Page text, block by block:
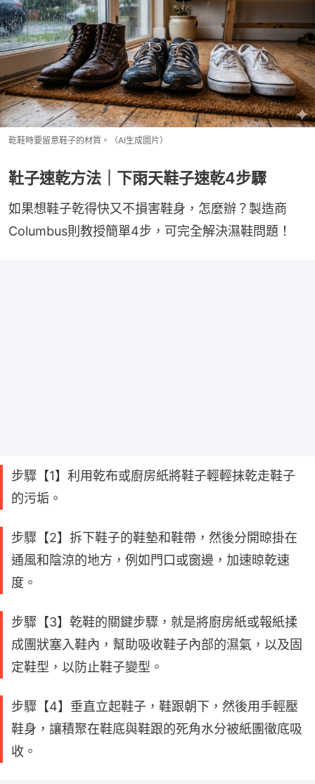
乾鞋時要留意鞋子的材質。（AI生成圖片）
靯子速乾方法｜下雨天鞋子速乾4步驟
如果想鞋子乾得快又不損害鞋身，怎麼辦？製造商
Columbus則教授簡單4步，可完全解決濕鞋問題！
步驟【1】利用乾布或廚房紙將鞋子輕輕抹乾走鞋子
的污垢。
步驟【2】拆下鞋子的鞋墊和鞋帶，然後分開晾掛在
通風和陰涼的地方，例如門口或窗邊，加速晾乾速
度。
步驟【3】乾鞋的關鍵步驟，就是將廚房紙或報紙揉
成團狀塞入鞋內，幫助吸收鞋子內部的濕氣，以及固
定鞋型，以防止鞋子變型。
步驟【4】垂直立起鞋子，鞋跟朝下，然後用手輕壓
鞋身，讓積聚在鞋底與鞋跟的死角水分被紙團徹底吸
收。